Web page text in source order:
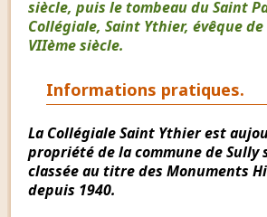
siècle, puis le tombeau du Saint
Collégiale, Saint Ythier, évêque
VIIème siècle.
Informations pratiques.
La Collégiale Saint Ythier est
propriété de la commune de Sully
classée au titre des Monuments
depuis 1940.